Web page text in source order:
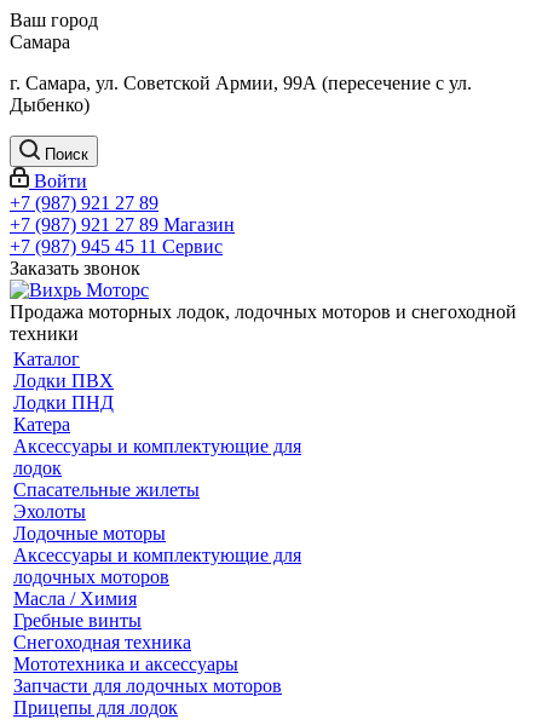
Ваш город
Самара
г. Самара, ул. Советской Армии, 99А (пересечение с ул.
Дыбенко)
Поиск
Войти
+7 (987) 921 27 89
+7 (987) 921 27 89 Магазин
+7 (987) 945 45 11 Сервис
Заказать звонок
Продажа моторных лодок, лодочных моторов и снегоходной
техники
Каталог
Лодки ПВХ
Лодки ПНД
Катера
Аксессуары и комплектующие для
лодок
Спасательные жилеты
Эхолоты
Лодочные моторы
Аксессуары и комплектующие для
лодочных моторов
Масла / Химия
Гребные винты
Снегоходная техника
Мототехника и аксессуары
Запчасти для лодочных моторов
Прицепы для лодок